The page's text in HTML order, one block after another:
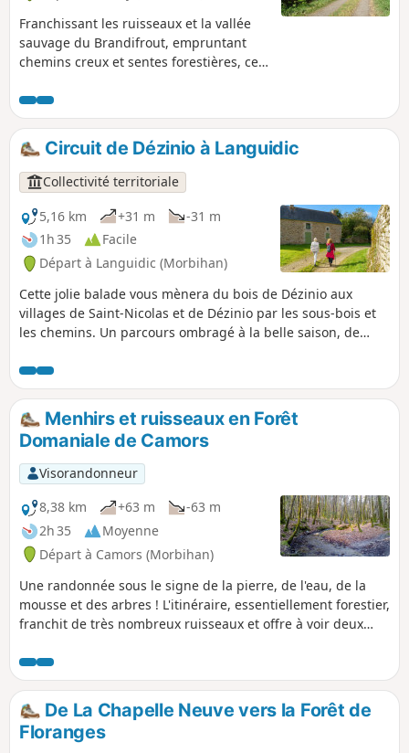
Franchissant les ruisseaux et la vallée
sauvage du Brandifrout, empruntant
chemins creux et sentes forestières, ce
du patrimoine de Bubry : villages,
chapelles, fontaines, moulins...
Circuit de Dézinio à Languidic
Collectivité territoriale
5,16 km
+31 m
-31 m
1h 35
Facile
Départ à Languidic (Morbihan)
Cette jolie balade vous mènera du bois de Dézinio aux
villages de Saint-Nicolas et de Dézinio par les sous-bois et
les chemins. Un parcours ombragé à la belle saison, de
patrimoine rural : chapelle, anciennes fermes, patrimoine
lié à l’eau, etc.
Menhirs et ruisseaux en Forêt
Domaniale de Camors
Visorandonneur
8,38 km
+63 m
-63 m
2h 35
Moyenne
Départ à Camors (Morbihan)
Une randonnée sous le signe de la pierre, de l'eau, de la
mousse et des arbres ! L'itinéraire, essentiellement forestier,
franchit de très nombreux ruisseaux et offre à voir deux
De La Chapelle Neuve vers la Forêt de
Floranges